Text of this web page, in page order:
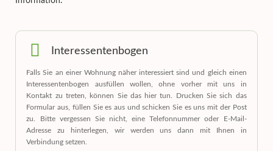
Interessentenbogen
Falls Sie an einer Wohnung näher interessiert sind und gleich einen
Interessentenbogen ausfüllen wollen, ohne vorher mit uns in
Kontakt zu treten, können Sie das hier tun. Drucken Sie sich das
Formular aus, füllen Sie es aus und schicken Sie es uns mit der Post
zu. Bitte vergessen Sie nicht, eine Telefonnummer oder E-Mail-
Adresse zu hinterlegen, wir werden uns dann mit Ihnen in
Verbindung setzen.